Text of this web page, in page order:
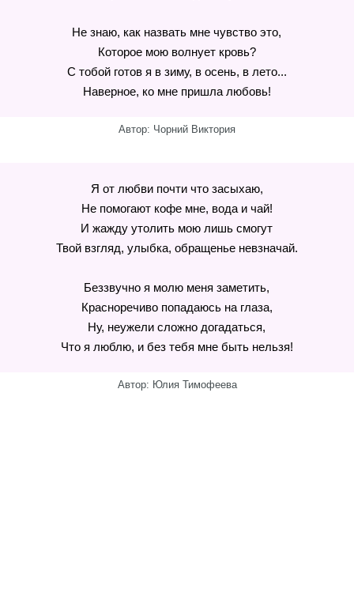
Не знаю, как назвать мне чувство это,
Которое мою волнует кровь?
С тобой готов я в зиму, в осень, в лето...
Наверное, ко мне пришла любовь!
Автор: Чорний Виктория
Я от любви почти что засыхаю,
Не помогают кофе мне, вода и чай!
И жажду утолить мою лишь смогут
Твой взгляд, улыбка, обращенье невзначай.
Беззвучно я молю меня заметить,
Красноречиво попадаюсь на глаза,
Ну, неужели сложно догадаться,
Что я люблю, и без тебя мне быть нельзя!
Автор: Юлия Тимофеева